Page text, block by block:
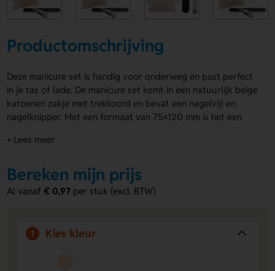
Productomschrijving
Deze manicure set is handig voor onderweg en past perfect
in je tas of lade. De manicure set komt in een natuurlijk beige
katoenen zakje met trekkoord en bevat een nagelvijl en
nagelknipper. Met een formaat van 75×120 mm is het een
hebben. Je kunt het zakje laten bedrukken op de voor- of
Voordelen van de goedkope manicure
set
etui.
Bedrukbaar zakje:
+ Lees meer
Bereken mijn prijs
Al vanaf€ 0,97 per stuk (excl. BTW)
1 Kies kleur